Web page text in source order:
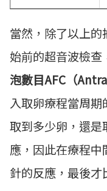
當然，除了以上
始前的超音波檢查
泡數目AFC（
入取卵療程當周
取到多少卵，還是
應，因此在療程
針的反應，最後